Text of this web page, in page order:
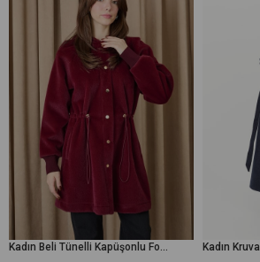
Kadın Beli Tünelli Kapüşonlu Fox Kaban - 15222KBN - Bordo